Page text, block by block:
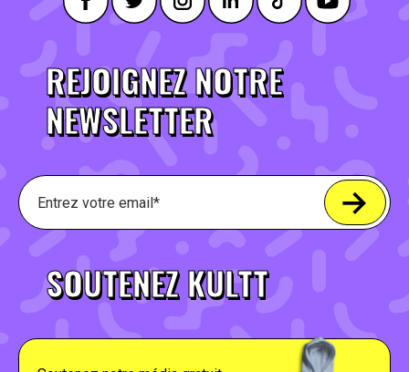
REJOIGNEZ NOTRE
NEWSLETTER
SOUTENEZ KULTT